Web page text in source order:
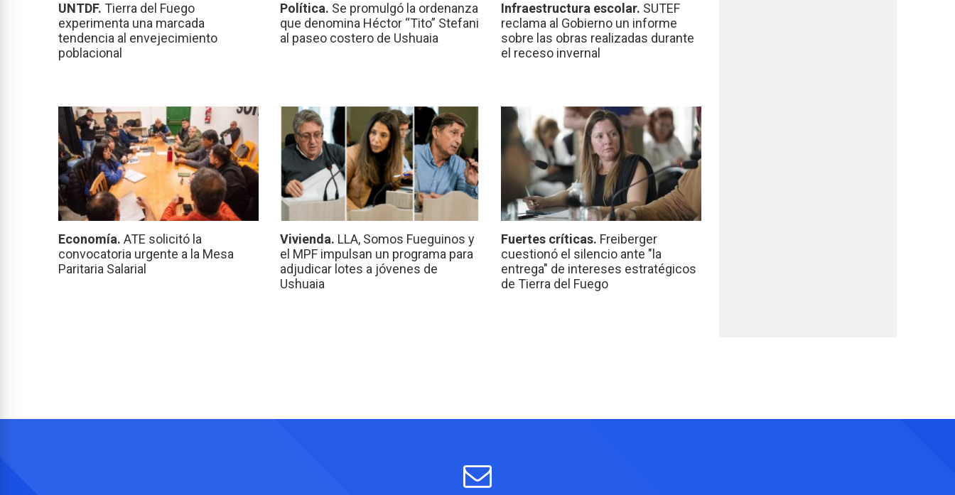
UNTDF. Tierra del Fuego
experimenta una marcada
tendencia al envejecimiento
poblacional
Política. Se promulgó la ordenanza
que denomina Héctor “Tito” Stefani
al paseo costero de Ushuaia
Infraestructura escolar. SUTEF
reclama al Gobierno un informe
sobre las obras realizadas durante
el receso invernal
Economía. ATE solicitó la
convocatoria urgente a la Mesa
Paritaria Salarial
Vivienda. LLA, Somos Fueguinos y
el MPF impulsan un programa para
adjudicar lotes a jóvenes de
Ushuaia
Fuertes críticas. Freiberger
cuestionó el silencio ante "la
entrega" de intereses estratégicos
de Tierra del Fuego